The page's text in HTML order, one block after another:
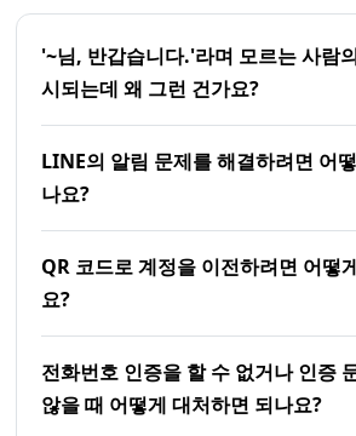
'~님, 반갑습니다.'라며 모르는 사람
시되는데 왜 그런 건가요?
LINE의 알림 문제를 해결하려면 어
나요?
QR 코드로 계정을 이전하려면 어떻
요?
전화번호 인증을 할 수 없거나 인증
않을 때 어떻게 대처하면 되나요?